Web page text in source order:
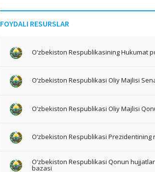
FOYDALI RESURSLAR
O‘zbekiston Respublikasining Hukumat
O‘zbekiston Respublikasi Oliy Majlisi
O‘zbekiston Respublikasi Oliy Majlisi
O‘zbekiston Respublikasi Prezidentining
O‘zbekiston Respublikasi Qonun
bazasi